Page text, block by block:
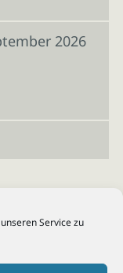
Service zu
2026